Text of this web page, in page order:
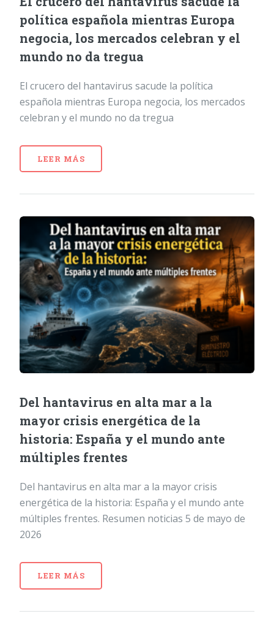
política española mientras Europa
negocia, los mercados celebran y el
mundo no da tregua
El crucero del hantavirus sacude la política
española mientras Europa negocia, los mercados
celebran y el mundo no da tregua
LEER MÁS
Del hantavirus en alta mar a la
mayor crisis energética de la
historia: España y el mundo ante
múltiples frentes
Del hantavirus en alta mar a la mayor crisis
energética de la historia: España y el mundo ante
múltiples frentes. Resumen noticias 5 de mayo de
2026
LEER MÁS